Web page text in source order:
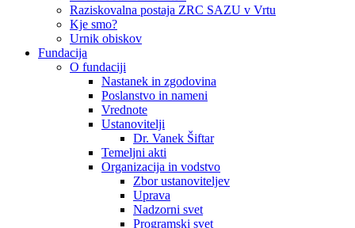
Raziskovalna postaja ZRC SAZU v Vrtu
Kje smo?
Urnik obiskov
Fundacija
O fundaciji
Nastanek in zgodovina
Poslanstvo in nameni
Vrednote
Ustanovitelji
Dr. Vanek Šiftar
Temeljni akti
Organizacija in vodstvo
Zbor ustanoviteljev
Uprava
Nadzorni svet
Programski svet